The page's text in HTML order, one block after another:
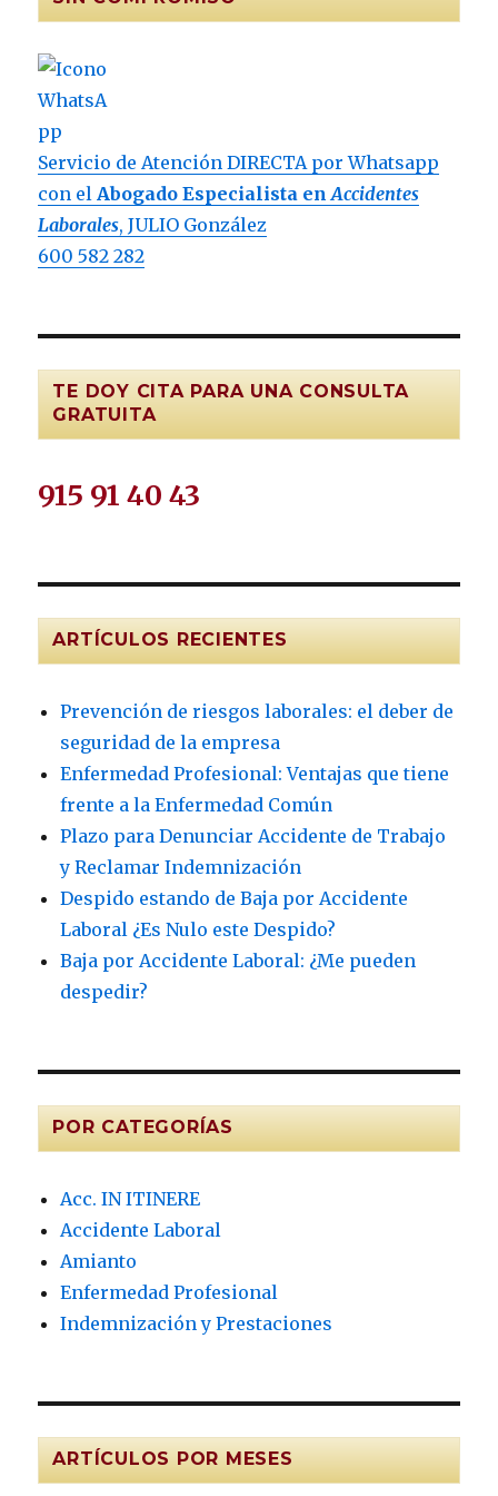
Servicio de Atención DIRECTA por Whatsapp
con elAbogado Especialista enAccidentes
Laborales, JULIO González
600 582 282
TE DOY CITA PARA UNA CONSULTA
GRATUITA
915 91 40 43
ARTÍCULOS RECIENTES
Prevención de riesgos laborales: el deber de
seguridad de la empresa
Enfermedad Profesional: Ventajas que tiene
frente a la Enfermedad Común
Plazo para Denunciar Accidente de Trabajo
y Reclamar Indemnización
Despido estando de Baja por Accidente
Laboral ¿Es Nulo este Despido?
Baja por Accidente Laboral: ¿Me pueden
despedir?
POR CATEGORÍAS
Acc. IN ITINERE
Accidente Laboral
Amianto
Enfermedad Profesional
Indemnización y Prestaciones
ARTÍCULOS POR MESES